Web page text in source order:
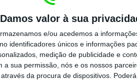
Damos valor à sua
e/ou acedemos a
identificadores únicos e informações
medição de publicidade e
a sua permissão, nós e os nossos
da procura de dispositivos.
ECO e os seus
independente,